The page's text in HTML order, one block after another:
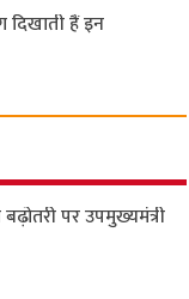
दिखाती हैं इन
पर उपमुख्यमंत्री